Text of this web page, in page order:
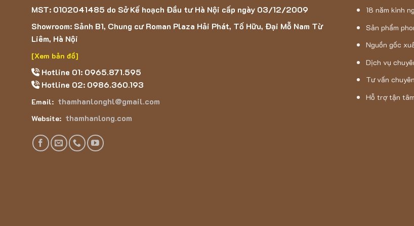
CÔNG TY TNHH SẢN XUẤT VÀ THƯƠNG MẠI
Trụ sở chính: Tầng 2 & tầng 4, tòa B2, Roman Plaza, Tố
0965.871.595
0986.360.193
MST: 0102041485 do Sở Kế hoạch Đầu tư Hà Nội cấp ngày 03/12/2009
Showroom: Sảnh B1, Chung cư Roman Plaza Hải Phát, Tố Hữu, Đại Mỗ Nam Từ
Liêm, Hà Nội
[Xem bản đồ]
Hotline 01: 0965.871.595
Hotline 02: 0986.360.193
Email: thamhanlonghl@gmail.com
Website: thamhanlong.com
18 năm kinh
Sản phẩm
Nguồn gốc
Dịch vụ
Tư vấn
Hỗ trợ tận tâm